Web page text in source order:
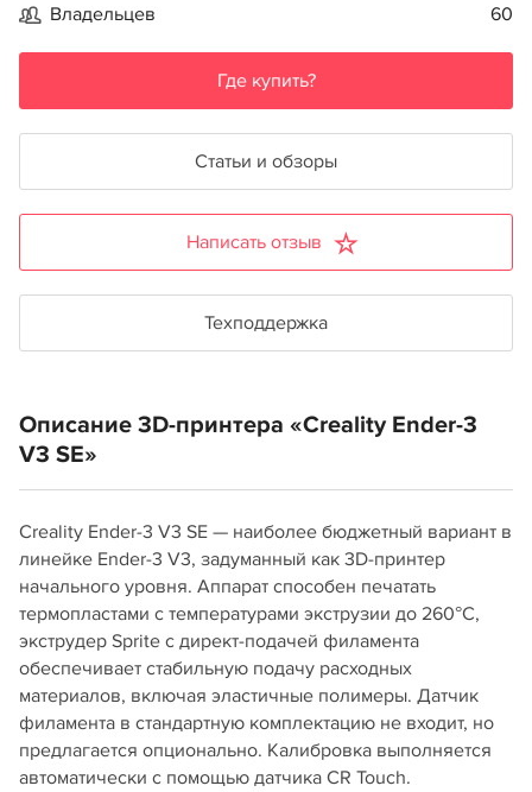
Владельцев 60
Где купить?
Статьи и обзоры
Написать отзыв
Техподдержка
Описание 3D-принтера «Creality Ender-3
V3 SE»
Creality Ender-3 V3 SE — наиболее бюджетный вариант в
линейке Ender-3 V3, задуманный как 3D-принтер
начального уровня. Аппарат способен печатать
термопластами с температурами экструзии до 260°C,
экструдер Sprite с директ-подачей филамента
обеспечивает стабильную подачу расходных
материалов, включая эластичные полимеры. Датчик
филамента в стандартную комплектацию не входит, но
предлагается опционально. Калибровка выполняется
автоматически с помощью датчика CR Touch.